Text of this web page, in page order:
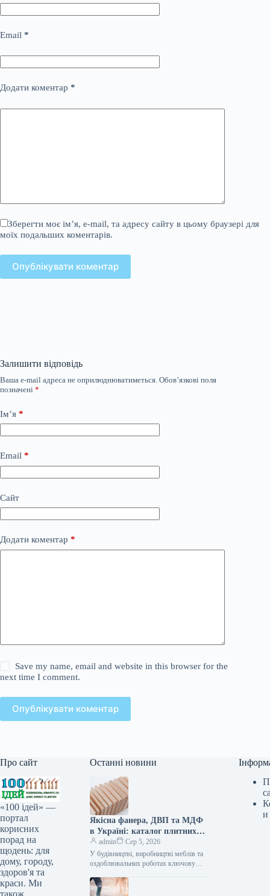
Email *
Додати коментар *
Зберегти моє ім’я, e-mail, та адресу сайту в цьому браузері для
моїх подальших коментарів.
Опублікувати коментар
Залишити відповідь
Ваша e-mail адреса не оприлюднюватиметься. Обов’язкові поля
позначені *
Ім’я *
Email *
Сайт
Додати коментар *
Save my name, email and website in this browser for the
next time I comment.
Опублікувати коментар
Про сайт
«100 ідей» —
портал
корисних
порад на
щодень: для
дому, городу,
здоров'я та
краси. Ми
також
Останні новини
Якісна фанера, ДВП та МДФ
в Україні: каталог плитних
матеріалів від «ВІН-ВУД»
admin
Сер 5, 2026
У будівництві, виробництві меблів та
оздоблювальних роботах ключову
сировини. Компанія «ВІН-ВУД» уже
тривалий час займається…
и